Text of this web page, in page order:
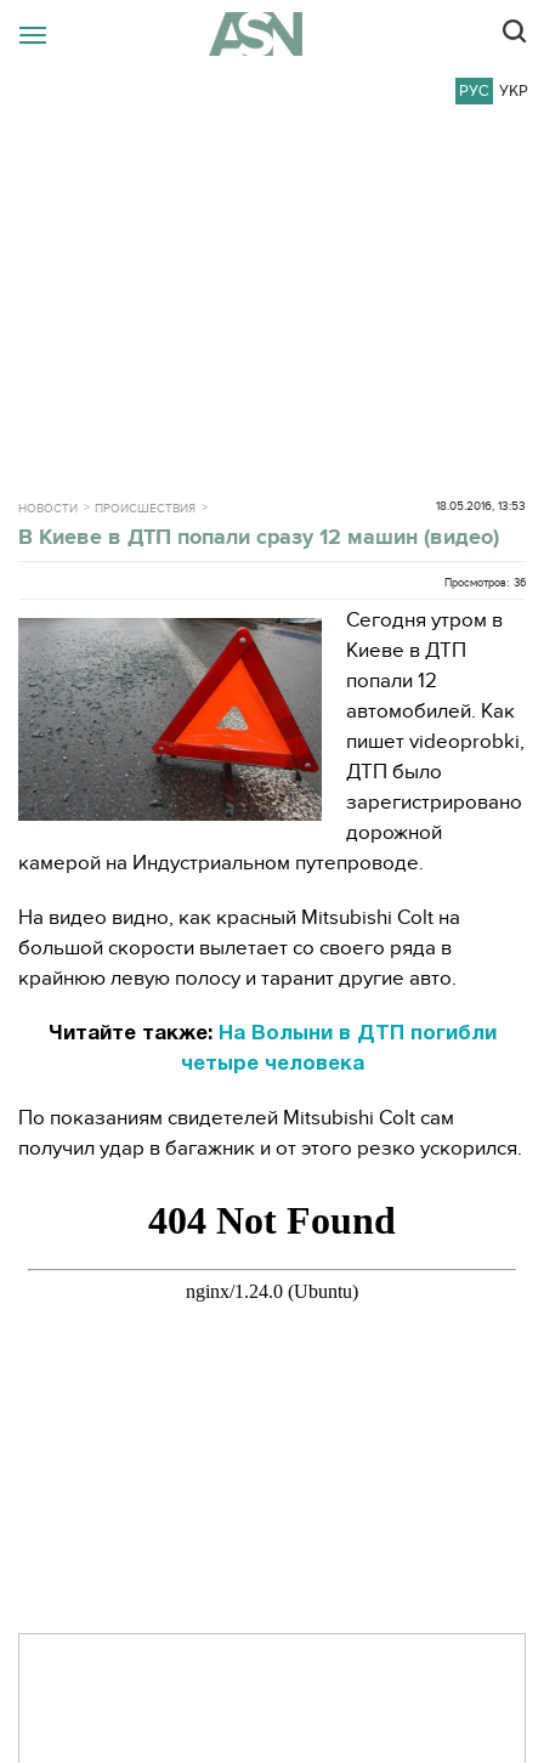
РУС УКР
НОВОСТИ ПРОИСШЕСТВИЯ 18.05.2016, 13:53
В Киеве в ДТП попали сразу 12 машин (видео)
Просмотров: 36
Сегодня утром в
Киеве в ДТП
попали 12
автомобилей. Как
пишет videoprobki,
ДТП было
зарегистрировано
дорожной
камерой на Индустриальном путепроводе.
На видео видно, как красный Mitsubishi Colt на
большой скорости вылетает со своего ряда в
крайнюю левую полосу и таранит другие авто.
Читайте также: На Волыни в ДТП погибли
четыре человека
По показаниям свидетелей Mitsubishi Colt сам
получил удар в багажник и от этого резко ускорился.